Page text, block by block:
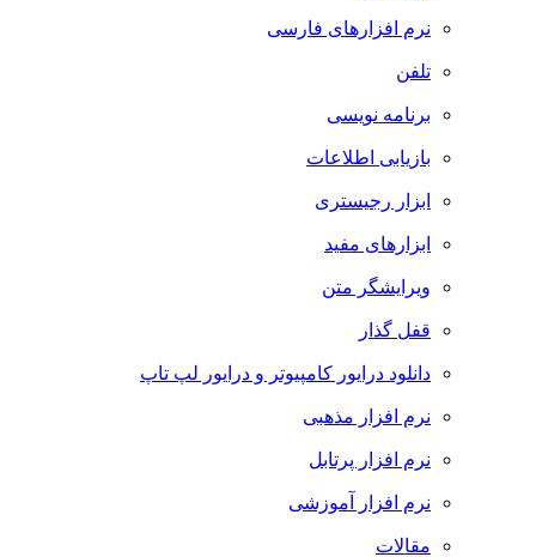
نرم افزارهای فارسی
تلفن
برنامه نویسی
بازیابی اطلاعات
ابزار رجیستری
ابزارهای مفید
ویرایشگر متن
قفل گذار
دانلود درایور کامپیوتر و درایور لپ تاپ
نرم افزار مذهبی
نرم افزار پرتابل
نرم افزار آموزشی
مقالات